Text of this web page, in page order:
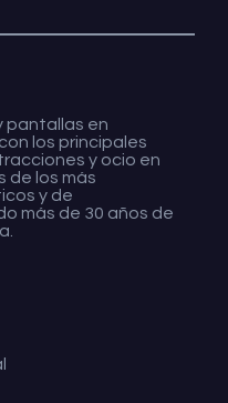
pantallas en
los principales
y ocio en
de los más
y de
más de 30 años de